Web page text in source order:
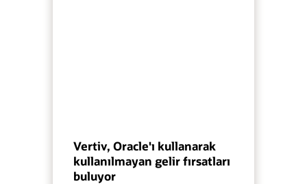
Vertiv, Oracle'ı kullanarak
kullanılmayan gelir fırsatları
buluyor